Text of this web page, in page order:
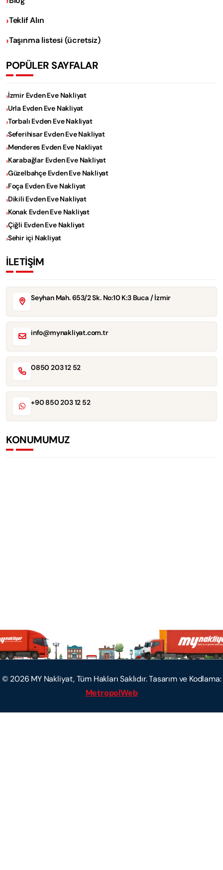
Teklif Alın
Taşınma listesi (ücretsiz)
POPÜLER SAYFALAR
İzmir Evden Eve Nakliyat
Urla Evden Eve Nakliyat
Torbalı Evden Eve Nakliyat
Seferihisar Evden Eve Nakliyat
Menderes Evden Eve Nakliyat
Karabağlar Evden Eve Nakliyat
Güzelbahçe Evden Eve Nakliyat
Foça Evden Eve Nakliyat
Dikili Evden Eve Nakliyat
Konak Evden Eve Nakliyat
Çiğli Evden Eve Nakliyat
Sehir içi Nakliyat
İLETİŞİM
Seyhan Mah. 653/2 Sk. No:10 K:3 Buca / İzmir
info@mynakliyat.com.tr
0850 203 12 52
+90 850 203 12 52
KONUMUMUZ
© 2026 MY Nakliyat, Tüm Hakları Saklıdır. Tasarım ve Kodlama:
MetropolWeb